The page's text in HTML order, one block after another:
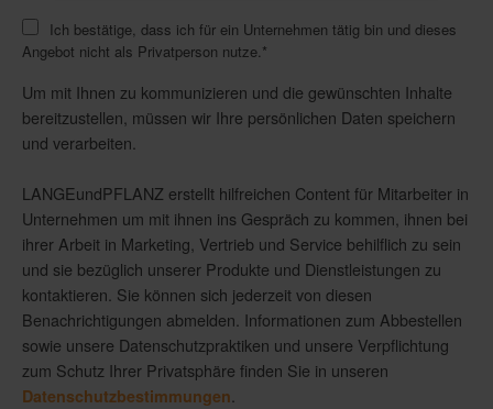
Ich bestätige, dass ich für ein Unternehmen tätig bin und dieses
Angebot nicht als Privatperson nutze.*
Um mit Ihnen zu kommunizieren und die gewünschten Inhalte
bereitzustellen, müssen wir Ihre persönlichen Daten speichern
und verarbeiten.
LANGEundPFLANZ erstellt hilfreichen Content für Mitarbeiter in
Unternehmen um mit ihnen ins Gespräch zu kommen, ihnen bei
ihrer Arbeit in Marketing, Vertrieb und Service behilflich zu sein
und sie bezüglich unserer Produkte und Dienstleistungen zu
kontaktieren. Sie können sich jederzeit von diesen
Benachrichtigungen abmelden. Informationen zum Abbestellen
sowie unsere Datenschutzpraktiken und unsere Verpflichtung
zum Schutz Ihrer Privatsphäre finden Sie in unseren
Datenschutzbestimmungen